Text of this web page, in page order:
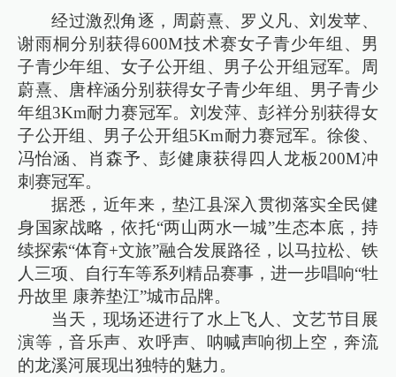
经过激烈角逐，周蔚熹、罗义凡、刘发苹、
谢雨桐分别获得600M技术赛女子青少年组、男
子青少年组、女子公开组、男子公开组冠军。周
蔚熹、唐梓涵分别获得女子青少年组、男子青少
年组3Km耐力赛冠军。刘发萍、彭祥分别获得女
子公开组、男子公开组5Km耐力赛冠军。徐俊、
冯怡涵、肖森予、彭健康获得四人龙板200M冲
刺赛冠军。
据悉，近年来，垫江县深入贯彻落实全民健
身国家战略，依托“两山两水一城”生态本底，持
续探索“体育+文旅”融合发展路径，以马拉松、铁
人三项、自行车等系列精品赛事，进一步唱响“牡
丹故里 康养垫江”城市品牌。
当天，现场还进行了水上飞人、文艺节目展
演等，音乐声、欢呼声、呐喊声响彻上空，奔流
的龙溪河展现出独特的魅力。